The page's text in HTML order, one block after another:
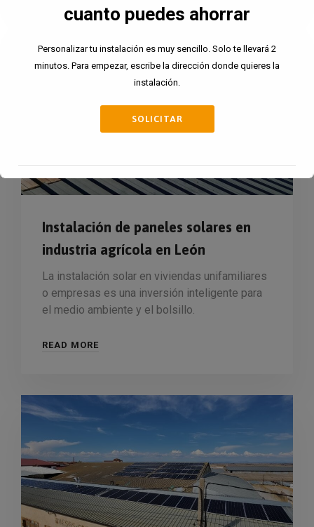
Instalación de paneles solares en
industria agrícola en León
La instalación solar en viviendas unifamiliares
o empresas es una inversión inteligente para
el medio ambiente y el bolsillo.
READ MORE
cuanto puedes ahorrar
Personalizar tu instalación es muy sencillo. Solo te llevará 2
minutos. Para empezar, escribe la dirección donde quieres la
instalación.
SOLICITAR